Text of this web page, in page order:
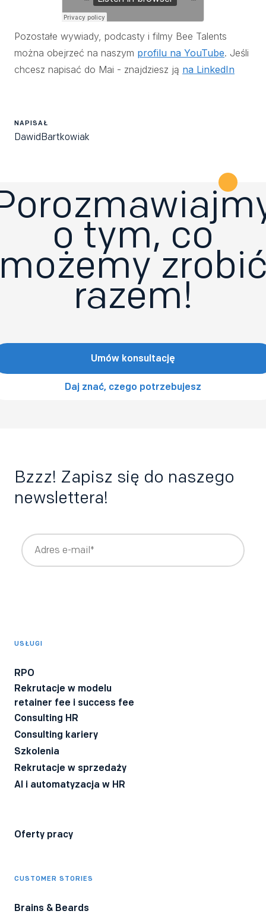
Pozostałe wywiady, podcasty i filmy Bee Talents
można obejrzeć na naszym profilu na YouTube. Jeśli
chcesz napisać do Mai - znajdziesz ją na LinkedIn
NAPISAŁ
DawidBartkowiak
o tym, co
razem!
Umów konsultację
Daj znać, czego potrzebujesz
Bzzz! Zapisz się do naszego
newslettera!
branży.
Wyrażam zgodę na przetwarzanie moich danych osobowych
USŁUGI
RPO
Rekrutacje w modelu
retainer fee i success fee
Consulting HR
Consulting kariery
Szkolenia
Rekrutacje w sprzedaży
AI i automatyzacja w HR
Oferty pracy
CUSTOMER STORIES
Brains & Beards